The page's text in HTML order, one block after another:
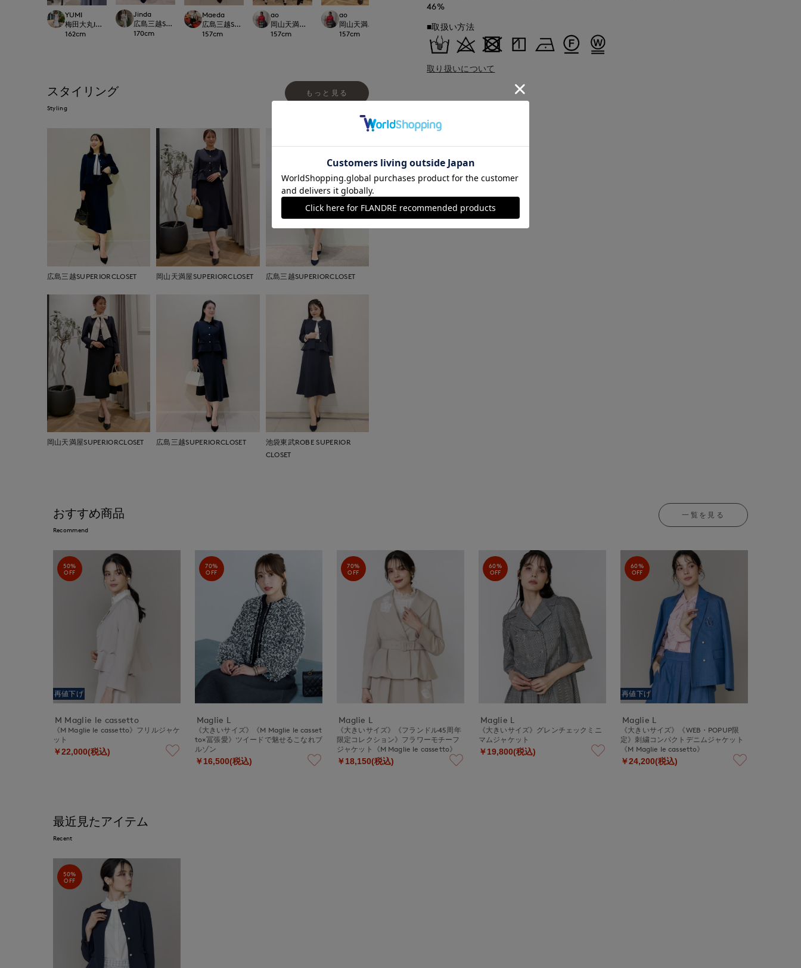
YUMI
梅田大丸INED
162cm
Jinda
広島三越SUPERIORCLOSET
170cm
Maeda
広島三越SUPERIORCLOSET
157cm
ao
岡山天満屋SUPERIORCLOSET
157cm
ao
岡山天満屋SUPERIORCLOSET
157cm
池袋東武ROBE SUPERIOR CLOSET
スタイリング
Styling
もっと見る
広島三越SUPERIORCLOSET 岡山天満屋SUPERIORCLOSET 広島三越SUPERIORCLOSET
岡山天満屋SUPERIORCLOSET 広島三越SUPERIORCLOSET
池袋東武ROBE SUPERIOR
CLOSET
46%
■取扱い方法
取り扱いについて
おすすめ商品
Recommend
一覧を見る
50%
OFF
再値下げ
M Maglie le cassetto
《M Maglie le cassetto》フリルジャケ
ット
￥22,000(税込)
70%
OFF
Maglie L
《大きいサイズ》《M Maglie le casset
to×冨張愛》ツイードで魅せるこなれブ
ルゾン
￥16,500(税込)
70%
OFF
Maglie L
《大きいサイズ》《フランドル45周年
限定コレクション》フラワーモチーフ
ジャケット《M Maglie le cassetto》
￥18,150(税込)
60%
OFF
Maglie L
《大きいサイズ》グレンチェックミニ
マムジャケット
￥19,800(税込)
60%
OFF
再値下げ
Maglie L
《大きいサイズ》《WEB・POPUP限
定》刺繍コンパクトデニムジャケット
《M Maglie le cassetto》
￥24,200(税込)
最近見たアイテム
Recent
50%
OFF